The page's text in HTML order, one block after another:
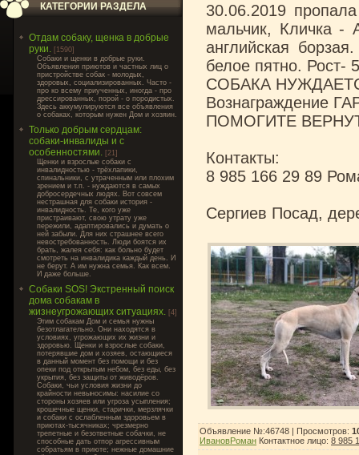
КАТЕГОРИИ РАЗДЕЛА
Отдам собаку, щенка в добрые
руки. [1590]
Cобаки и щенки в добрые руки.
Объявления приютов и частных лиц о
пристройстве собак - молодых,
здоровых, социализированных. Часто -
про ко всему приученных, иногда - про
дрессированных, порой - о породистых.
Здесь аккумулируются все объявления
о собаках, которым нужен Дом и хозяин.
Только добрым сердцам:
собаки-инвалиды и с
особенностями. [21]
Щенки и взрослые собаки с
инвалидностью - трёхлапики,
спинальники, с утраченным или плохим
зрением и т.п. - нуждаются в самых
добросердечных людях. Вот совсем
нестрашная для собаки история -
инвалидность. Те, кого уже
пристраивают, свою утрату уже
пережили, адаптировались и думать о
ней забыли. Для них страшнее всего
невостребованность. Люди боятся их
брать, жалея себя: как больно будет
смотреть на инвалидика каждый день. И
не берут. А им нужна семья. Как всем.
И даже больше.
Собаки SOS! Экстренный поиск
дома собакам в
жизнеугрожающих ситуациях. [4]
Этим собакам Дом и семья нужны
безотлагательно. Они находятся в
условиях, угрожающих их жизни и
здоровью. Щенки и взрослые собаки,
потерявшие дом и хозяев, остающиеся
в данный момент без помощи и без
опеки под открытым небом, без еды, без
укрытия, без защиты от живодёров.
Собаки, чьи условия жизни до
крайности невыносимы: насилие со
стороны хозяев или угроза усыпления;
крошечные щенки, старички, мерзлячки
и собаки с ослабленным здоровьем в
приютах-тысячниках; чрезмерно
трепетные и безответные собачки, не
способные дать отпор агрессивным
собратьям в приюте; нежные домашние
30.06.2019
мальчик, Кличка -
английская
белое пятно. Рост-
СОБАКА
Вознаграждение
ПОМОГИТЕ
Контакты:
8 985 166 29 89
Сергиев Посад,
Объявление №:46748 | Просмотров:
ИвановРоман Контактное лицо: 8 985